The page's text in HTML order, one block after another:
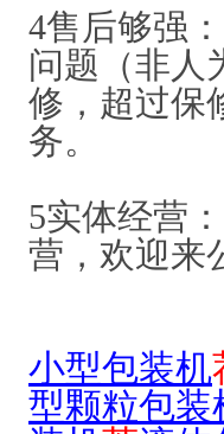
4售后够强
问题（非人
修，超过保
务。
5实体经营
营，欢迎来
小型包装机
型颗粒包装